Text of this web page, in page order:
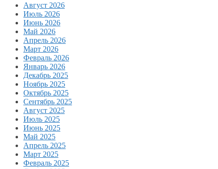
Август 2026
Июль 2026
Июнь 2026
Май 2026
Апрель 2026
Март 2026
Февраль 2026
Январь 2026
Декабрь 2025
Ноябрь 2025
Октябрь 2025
Сентябрь 2025
Август 2025
Июль 2025
Июнь 2025
Май 2025
Апрель 2025
Март 2025
Февраль 2025